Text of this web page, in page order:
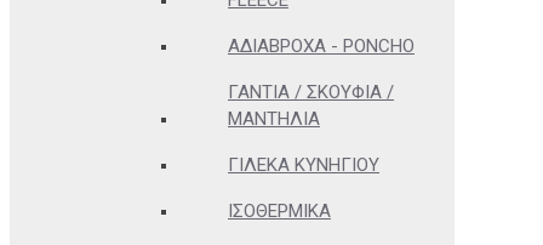
ΑΔΊΑΒΡΟΧΑ - PONCHO
ΓΆΝΤΙΑ / ΣΚΟΥΦΙΆ /
ΜΑΝΤΉΛΙΑ
ΓΙΛΈΚΑ ΚΥΝΗΓΊΟΥ
ΙΣΟΘΕΡΜΙΚΆ